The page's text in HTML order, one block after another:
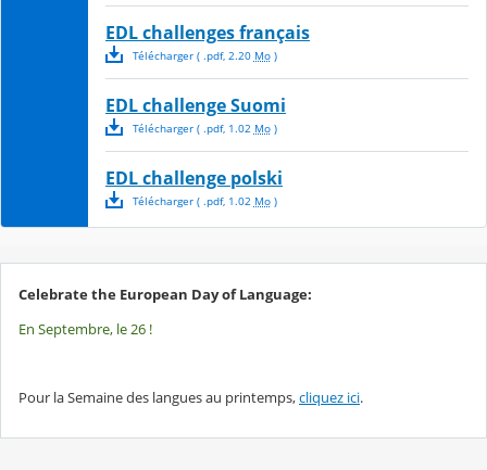
EDL challenges français
Télécharger( .pdf, 2.20 Mo)
EDL challenge Suomi
Télécharger( .pdf, 1.02 Mo)
EDL challenge polski
Télécharger( .pdf, 1.02 Mo)
Celebrate the European Day of Language:
En Septembre, le 26 !
Pour la Semaine des langues au printemps,cliquez ici.